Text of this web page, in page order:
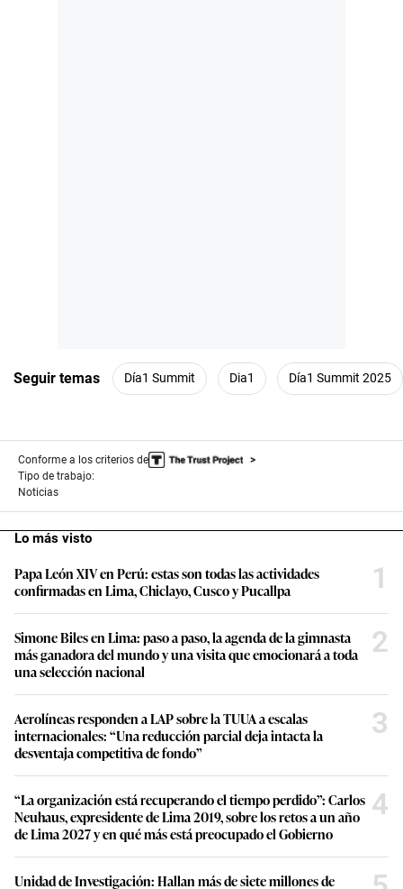
Seguir temas Día1 Summit Dia1 Día1 Summit 2025
Conforme a los criterios de
Tipo de trabajo:
Noticias
Lo más visto
Papa León XIV en Perú: estas son todas las actividades
confirmadas en Lima, Chiclayo, Cusco y Pucallpa
1
Simone Biles en Lima: paso a paso, la agenda de la gimnasta
más ganadora del mundo y una visita que emocionará a toda
una selección nacional
2
Aerolíneas responden a LAP sobre la TUUA a escalas
internacionales: “Una reducción parcial deja intacta la
desventaja competitiva de fondo”
3
“La organización está recuperando el tiempo perdido”: Carlos
Neuhaus, expresidente de Lima 2019, sobre los retos a un año
de Lima 2027 y en qué más está preocupado el Gobierno
4
Unidad de Investigación: Hallan más de siete millones de